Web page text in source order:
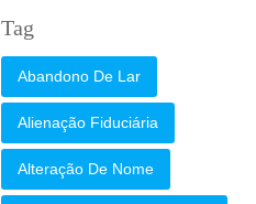
Tag
Abandono De Lar
Alienação Fiduciária
Alteração De Nome